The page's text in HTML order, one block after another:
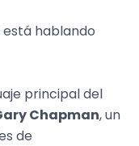
hablando
principal del
Chapman, un
de